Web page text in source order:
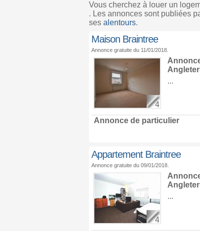
Vous cherchez à louer un
. Les annonces sont publiées
ses alentours.
Maison Braintree
Annonce gratuite du 11/01/2018.
4
...
Annonce de particulier
Appartement Braintree
Annonce gratuite du 09/01/2018.
4
...